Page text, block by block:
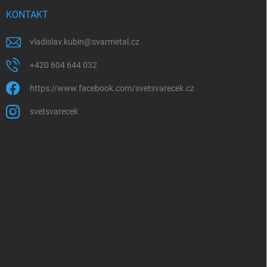
KONTAKT
vladislav.kubin@svarmetal.cz
+420 604 644 032
https://www.facebook.com/svetsvarecek.cz
svetsvarecek